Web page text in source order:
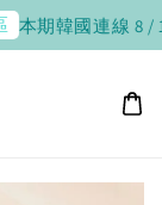
本期韓國連線 8 /